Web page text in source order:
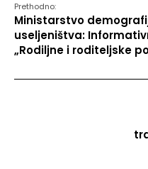
Prethodno:
Ministarstvo
useljeništva:
„Rodiljne i roditeljske